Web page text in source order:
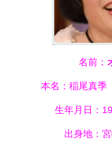
名前：
本名：稲尾真季
生年月日：
出身地：